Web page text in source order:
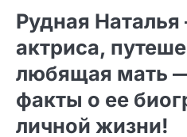
Рудная
актриса,
любящая мать
факты о ее
личной жизни!